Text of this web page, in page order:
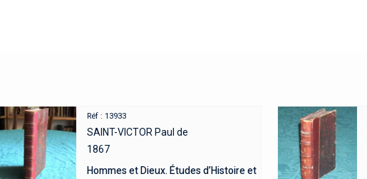
Réf : 13933
SAINT-VICTOR Paul de
1867
Hommes et Dieux. Études d’Histoire et